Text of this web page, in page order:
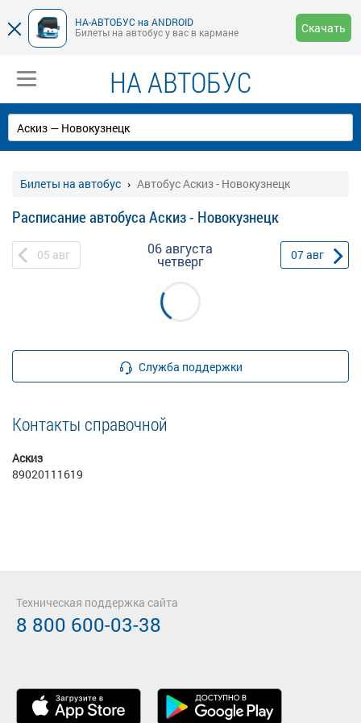
НА-АВТОБУС на ANDROID
Билеты на автобус у вас в кармане
Скачать
НА АВТОБУС
Билеты на автобус Автобус Аскиз - Новокузнецк
Расписание автобуса Аскиз - Новокузнецк
05 авг 06 августа
четверг 07авг
Служба поддержки
Контакты справочной
Аскиз
89020111619
Техническая поддержка сайта
8 800 600-03-38